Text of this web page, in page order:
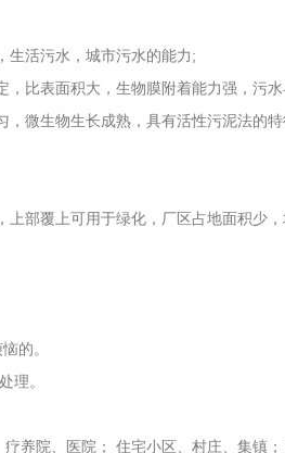
活污水，城市污水的能力;
比表面积大，生物膜附着能力强，污水
微生物生长成熟，具有活性污泥法的特
部覆上可用于绿化，厂区占地面积少，
的。
理。
养院、医院； 住宅小区、村庄、集镇